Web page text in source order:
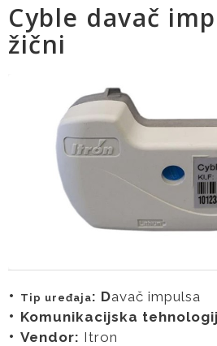
Cyble davač
žični
Tip uređaja: Davač impulsa
Komunikacijska
Vendor: Itron